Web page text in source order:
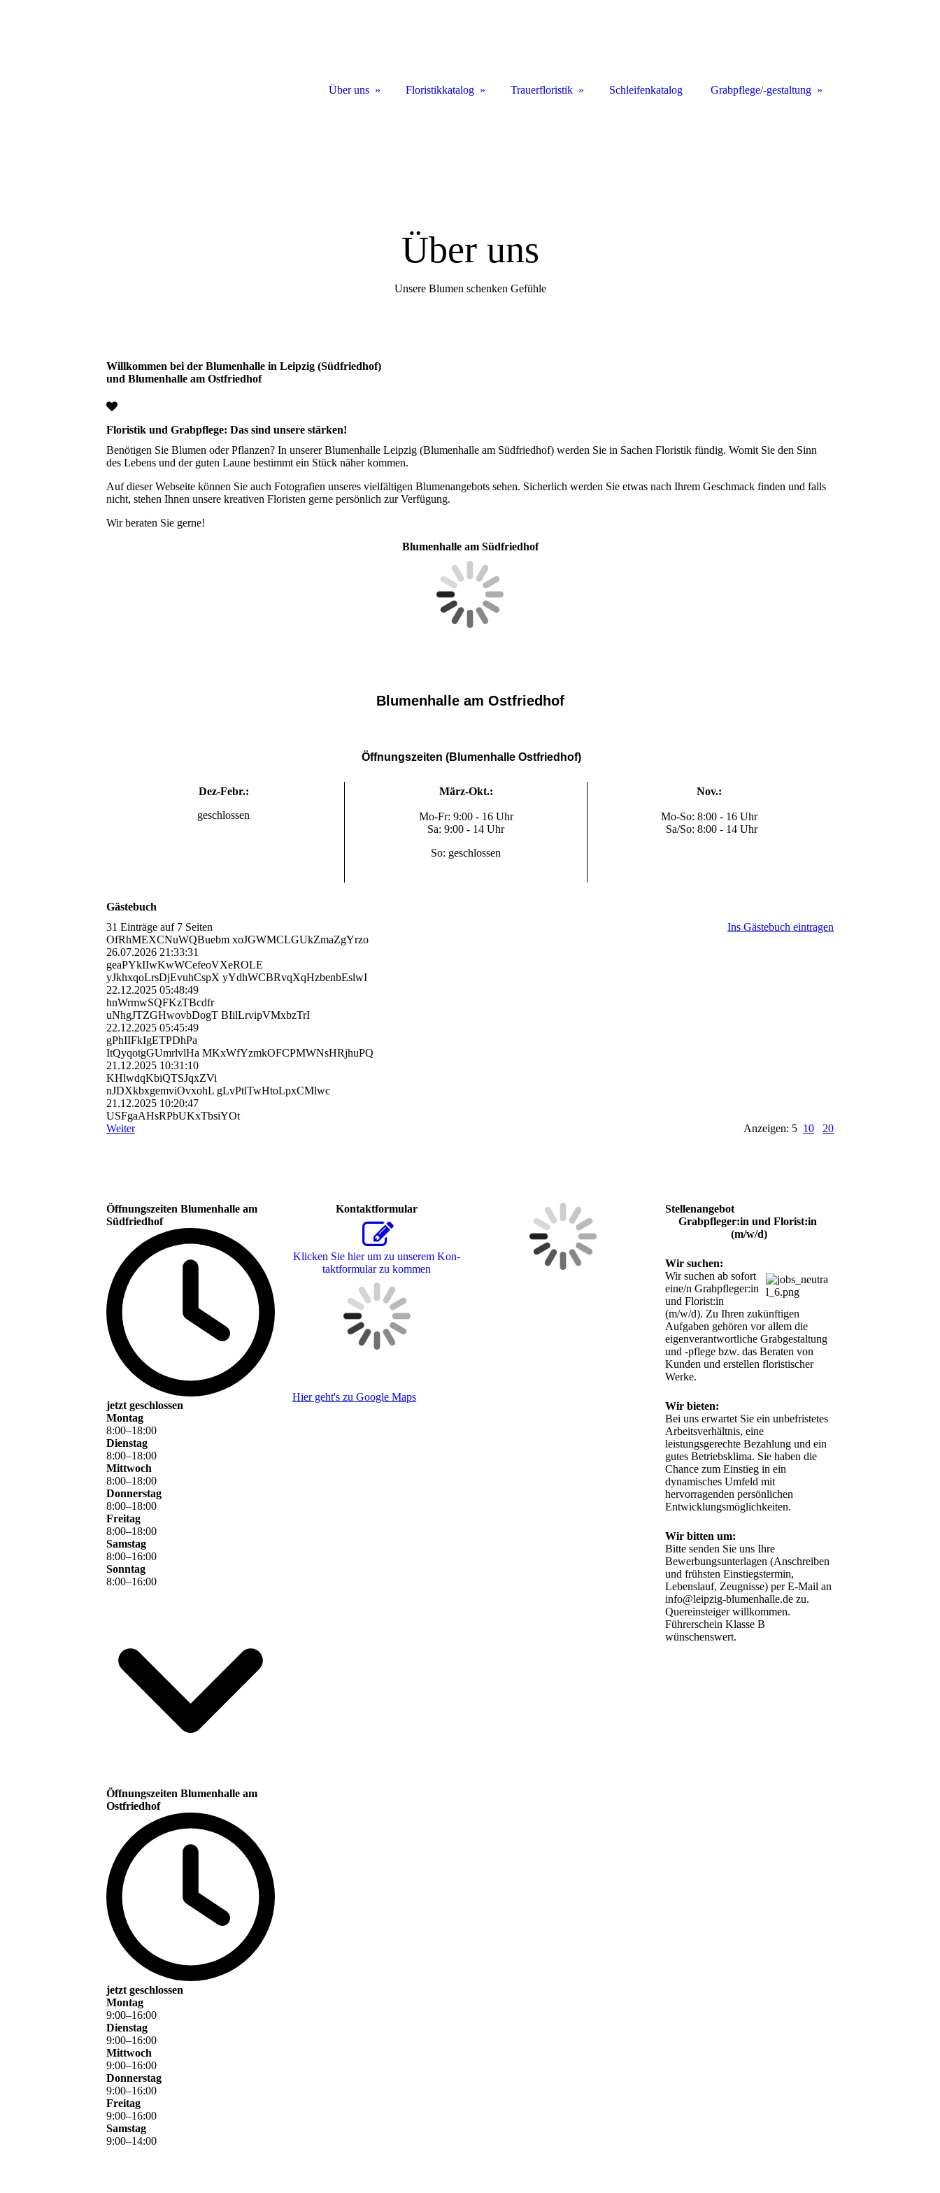
Über uns
Unsere Blumen schenken Gefühle
Willkommen bei der Blumenhalle in Leipzig (Südfriedhof)
und Blumenhalle am Ostfriedhof
Floristik und Grabpflege: Das sind unsere stärken!
Benötigen Sie Blumen oder Pflanzen? In unserer Blumenhalle Leipzig (Blumenhalle am Südfriedhof) werden Sie in Sachen Floristik fündig. Womit Sie den Sinn
des Lebens und der guten Laune bestimmt ein Stück näher kommen.
Auf dieser Webseite können Sie auch Fotografien unseres vielfältigen Blumenangebots sehen. Sicherlich werden Sie etwas nach Ihrem Geschmack finden und falls
nicht, stehen Ihnen unsere kreativen Floristen gerne persönlich zur Verfügung.
Wir beraten Sie gerne!
Blumenhalle am Südfriedhof
Blumenhalle am Ostfriedhof
Öffnungszeiten (Blumenhalle Ostfriedhof)
Dez-Febr.:
geschlossen
März-Okt.:
Mo-Fr: 9:00 - 16 Uhr
Sa: 9:00 - 14 Uhr
So: geschlossen
Nov.:
Mo-So: 8:00 - 16 Uhr
Sa/So: 8:00 - 14 Uhr
Gästebuch
31 Einträge auf 7 Seiten
Ins Gästebuch eintragen
OfRhMEXCNuWQBuebm xoJGWMCLGUkZmaZgYrzo
26.07.2026 21:33:31
geaPYkIIwKwWCefeoVXeROL­E
yJkhxqoLrsDjEvuhCspX yYdhWCBRvqXqHzbenbEslwI
22.12.2025 05:48:49
hnWrmwSQFKzTBcdfr
uNhgJTZGHwovbDogT BIilLrvipVMxbzTrI
22.12.2025 05:45:49
gPhIIFkIgETPDhPa
ItQyqotgGUmrlvlHa MKxWfYzmkOFCPMWNsHRjhuPQ
21.12.2025 10:31:10
KHlwdqKbiQTSJqxZVi
nJDXkbxgemviOvxohL gLvPtlTwHtoLpxCMlwc
21.12.2025 10:20:47
USFgaAHsRPbUKxTbsiYOt
Weiter
Anzeigen: 5 10 20
Öffnungszeiten Blumenhalle am
Südfriedhof
jetzt geschlossen
Montag
8:00–18:00
Dienstag
8:00–18:00
Mittwoch
8:00–18:00
Donnerstag
8:00–18:00
Freitag
8:00–18:00
Samstag
8:00–16:00
Sonntag
8:00–16:00
Öffnungszeiten Blumenhalle am
Ostfriedhof
jetzt geschlossen
Montag
9:00–16:00
Dienstag
9:00–16:00
Mittwoch
9:00–16:00
Donnerstag
9:00–16:00
Freitag
9:00–16:00
Samstag
9:00–14:00
Kontaktformular
Klicken Sie hier um zu unserem Kon­
takt­for­mu­lar zu kommen
Hier geht's zu Google Maps
Stellenangebot
Grabpfleger:in und Florist:in
(m/w/d)
Wir suchen:
Wir suchen ab sofort
eine/n Grabpfleger:in
und Florist:in
(m/w/d). Zu Ihren zukünftigen
Aufgaben gehören vor allem die
eigenverantwortliche Grabgestaltung
und -pflege bzw. das Beraten von
Kunden und erstellen floristischer
Werke.
Wir bieten:
Bei uns erwartet Sie ein unbefristetes
Arbeitsverhältnis, eine
leistungsgerechte Bezahlung und ein
gutes Betriebsklima. Sie haben die
Chance zum Einstieg in ein
dynamisches Umfeld mit
hervorragenden persönlichen
Entwicklungsmöglichkeiten.
Wir bitten um:
Bitte senden Sie uns Ihre
Bewerbungsunterlagen (Anschreiben
und frühsten Einstiegstermin,
Lebenslauf, Zeugnisse) per E-Mail an
info@leipzig-blumenhalle.de zu.
Quereinsteiger willkommen.
Führerschein Klasse B
wünschenswert.
Über uns Floristikkatalog Trauerfloristik Schleifenkatalog Grabpflege/-gestaltung